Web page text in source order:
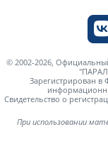
© 2002-2026,
Зарегистрирован в
Свидетельство о
При использовании